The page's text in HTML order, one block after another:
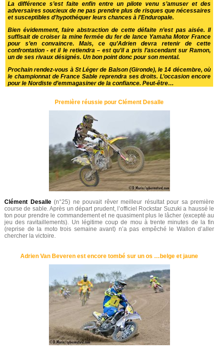
La différence s’est faite enfin entre un pilote venu s’amuser et des
adversaires soucieux de ne pas prendre plus de risques que nécessaires
et susceptibles d’hypothéquer leurs chances à l’Enduropale.
Bien évidemment, faire abstraction de cette défaite n’est pas aisée. Il
suffisait de croiser la mine fermée du fer de lance Yamaha Motor France
pour s’en convaincre. Mais, ce qu’Adrien devra retenir de cette
confrontation - et il le retiendra – est qu’il a pris l’ascendant sur Ramon,
un de ses rivaux désignés. Un bon point donc pour son mental.
Prochain rendez-vous à St Léger de Balson (Gironde), le 14 décembre, où
le championnat de France Sable reprendra ses droits. L’occasion encore
pour le Nordiste d’emmagasiner de la confiance. Peut-être…
Première réussie pour Clément Desalle
Clément Desalle(n°25) ne pouvait rêver meilleur résultat pour sa première
course de sable. Après un départ prudent, l’officiel Rockstar Suzuki a haussé le
ton pour prendre le commandement et ne quasiment plus le lâcher (excepté au
jeu des ravitaillements). Un légitime coup de mou à trente minutes de la fin
(reprise de la moto trois semaine avant) n’a pas empêché le Wallon d’aller
chercher la victoire.
Adrien Van Beveren est encore tombé sur un os …belge et jaune